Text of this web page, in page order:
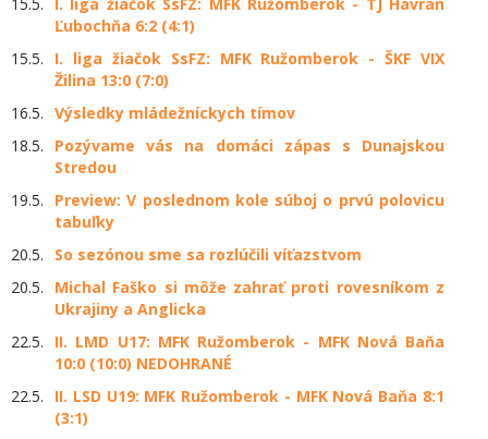
Ľubochňa 6:2 (4:1)
15.5.
I. liga žiačok SsFZ: MFK Ružomberok - ŠKF VIX
Žilina 13:0 (7:0)
16.5. Výsledky mládežníckych tímov
18.5.
Pozývame vás na domáci zápas s Dunajskou
Stredou
19.5.
Preview: V poslednom kole súboj o prvú polovicu
tabuľky
20.5.
So sezónou sme sa rozlúčili víťazstvom
20.5.
Michal Faško si môže zahrať proti rovesníkom z
Ukrajiny a Anglicka
22.5.
II. LMD U17: MFK Ružomberok - MFK Nová Baňa
10:0 (10:0) NEDOHRANÉ
22.5.
II. LSD U19: MFK Ružomberok - MFK Nová Baňa 8:1
(3:1)